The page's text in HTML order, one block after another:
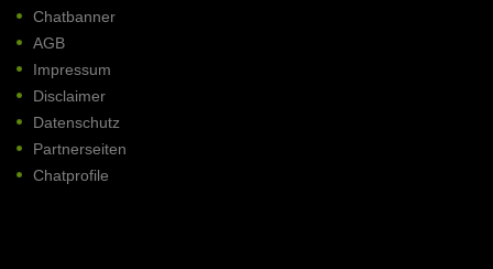
Chatbanner
AGB
Impressum
Disclaimer
Datenschutz
Partnerseiten
Chatprofile